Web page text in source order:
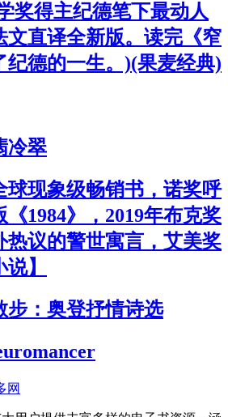
奖得主纪德笔下最动人
文直译全新版。读完《窄
纪德的一生。)(果麦经典)
冷翠
球现象级畅销书，诺奖呼
1984》，2019年布克奖
热议的警世寓言，艾美奖
】
步：奥登抒情诗选